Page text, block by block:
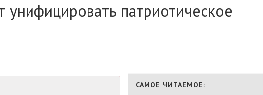
унифицировать патриотическое
САМОЕ ЧИТАЕМОЕ: